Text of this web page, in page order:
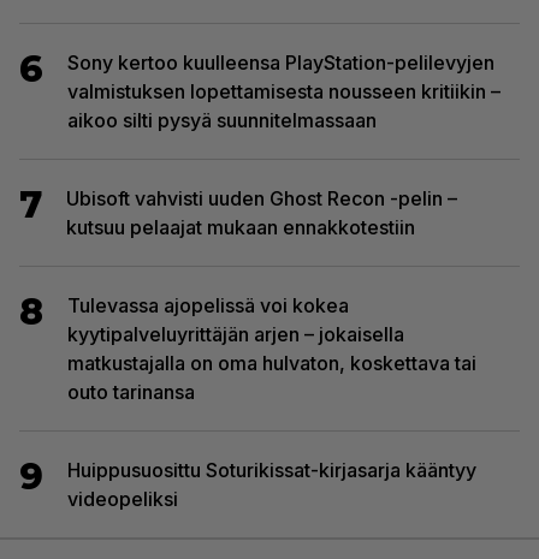
6
Sony kertoo kuulleensa PlayStation-pelilevyjen
valmistuksen lopettamisesta nousseen kritiikin –
aikoo silti pysyä suunnitelmassaan
7
Ubisoft vahvisti uuden Ghost Recon -pelin –
kutsuu pelaajat mukaan ennakkotestiin
8
Tulevassa ajopelissä voi kokea
kyytipalveluyrittäjän arjen – jokaisella
matkustajalla on oma hulvaton, koskettava tai
outo tarinansa
9
Huippusuosittu Soturikissat-kirjasarja kääntyy
videopeliksi